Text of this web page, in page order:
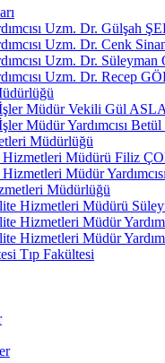
Uzm. Dr. Gülşah
Uzm. Dr. Cenk
Uzm. Dr.
Uzm. Dr. Recep
Müdür Vekili Gül
Müdür Yardımcısı
Müdürlüğü
Hizmetleri Müdürü Filiz
Hizmetleri Müdür
Müdürlüğü
Hizmetleri Müdürü
Hizmetleri Müdür
Hizmetleri Müdür
Tıp Fakültesi